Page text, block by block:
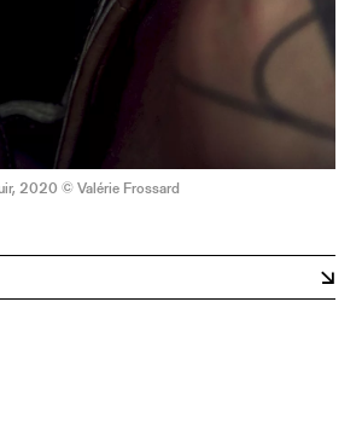
2020 © Valérie Frossard